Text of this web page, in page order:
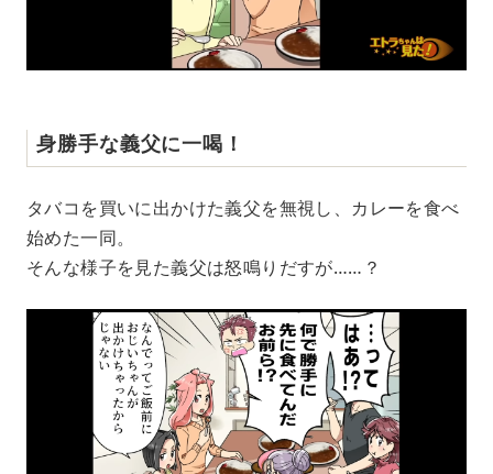
身勝手な義父に一喝！
タバコを買いに出かけた義父を無視し、カレーを食べ
始めた一同。
そんな様子を見た義父は怒鳴りだすが……？